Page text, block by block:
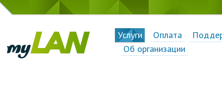
Услуги Оплата
Об организации